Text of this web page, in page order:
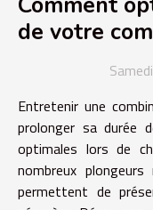
de votre
Entretenir une
prolonger sa durée
optimales lors de
nombreux
permettent de